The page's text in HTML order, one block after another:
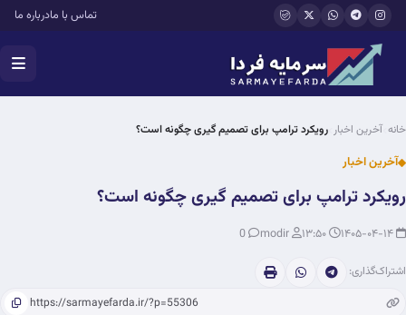
رفتن به محتوای اصلی تماس با مادرباره ما
خانه آخرین اخبار رویکرد ترامپ برای تصمیم گیری چگونه است؟
آخرین اخبار
رویکرد ترامپ برای تصمیم گیری چگونه است؟
اشتراک‌گذاری: